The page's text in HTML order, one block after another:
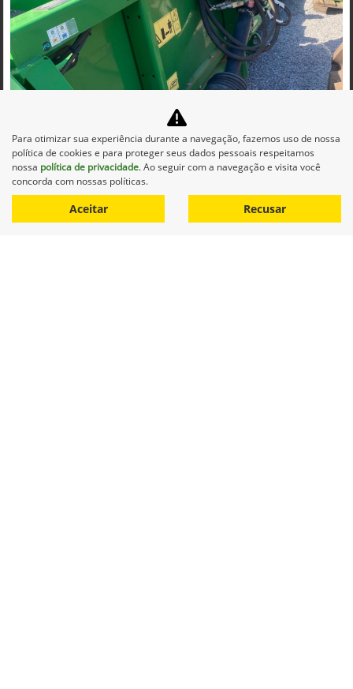
Co
mp
arti
lhe
JOHN DEERE
JOHN DEERE PLATAFORMA DE CORTE 618 - DIESEL
AUTOMATICO 2021
Para otimizar sua experiência durante a navegação, fazemos uso de nossa
política de cookies e para proteger seus dados pessoais respeitamos
nossa política de privacidade. Ao seguir com a navegação e visita você
concorda com nossas políticas.
Aceitar Recusar